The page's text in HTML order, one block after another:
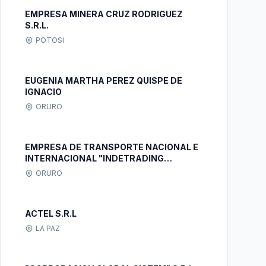
EMPRESA MINERA CRUZ RODRIGUEZ
S.R.L.
POTOSI
EUGENIA MARTHA PEREZ QUISPE DE
IGNACIO
ORURO
EMPRESA DE TRANSPORTE NACIONAL E
INTERNACIONAL "INDETRADING
ORURO
ACTEL S.R.L
LA PAZ